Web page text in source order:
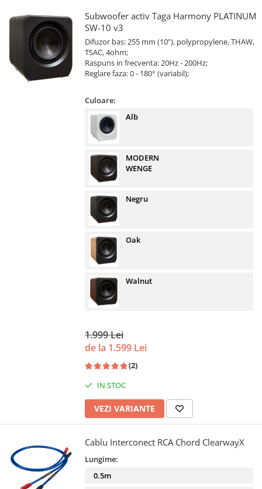
Subwoofer activ Taga Harmony PLATINUM
SW-10 v3
Difuzor bas: 255 mm (10”), polypropylene, THAW,
TSAC, 4ohm;
Raspuns in frecventa: 20Hz - 200Hz;
Reglare faza: 0 - 180° (variabil);
Culoare:
Alb
MODERN
WENGE
Negru
Oak
Walnut
1.999 Lei
de la 1.599 Lei
(2)
IN STOC
VEZI VARIANTE
Cablu Interconect RCA Chord ClearwayX
Lungime:
0.5m